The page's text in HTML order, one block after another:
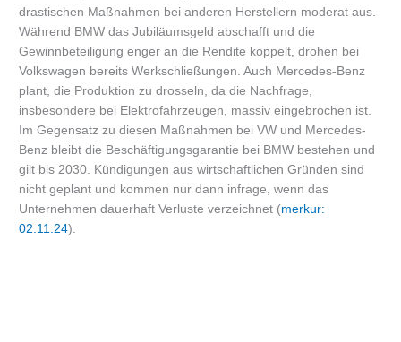
drastischen Maßnahmen bei anderen Herstellern moderat aus.
Während BMW das Jubiläumsgeld abschafft und die
Gewinnbeteiligung enger an die Rendite koppelt, drohen bei
Volkswagen bereits Werkschließungen. Auch Mercedes-Benz
plant, die Produktion zu drosseln, da die Nachfrage,
insbesondere bei Elektrofahrzeugen, massiv eingebrochen ist.
Im Gegensatz zu diesen Maßnahmen bei VW und Mercedes-
Benz bleibt die Beschäftigungsgarantie bei BMW bestehen und
gilt bis 2030. Kündigungen aus wirtschaftlichen Gründen sind
nicht geplant und kommen nur dann infrage, wenn das
Unternehmen dauerhaft Verluste verzeichnet (merkur:
02.11.24).